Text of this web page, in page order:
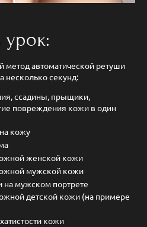
метод автоматической ретуши
секунд:
ссадины, прыщики,
повреждения кожи в один
кожу
женской кожи
мужской кожи
на мужском портрете
детской кожи (на примере
кожи